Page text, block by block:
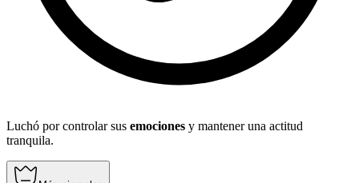
Luchó por controlar sus emociones y mantener una actitud
tranquila.